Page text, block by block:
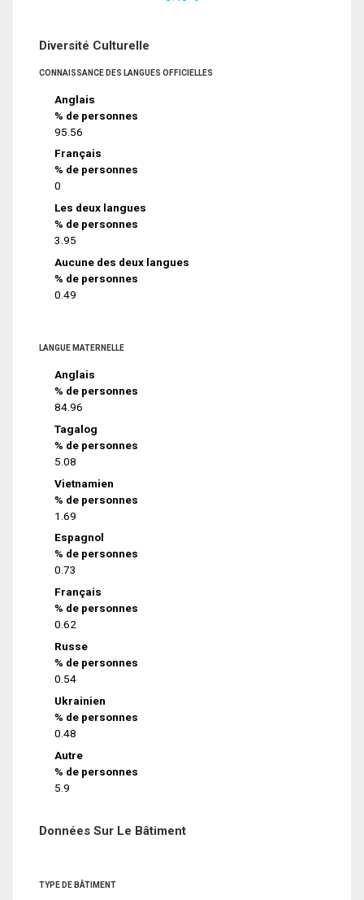
Diversité Culturelle
CONNAISSANCE DES LANGUES OFFICIELLES
Anglais
% de personnes
95.56
Français
% de personnes
0
Les deux langues
% de personnes
3.95
Aucune des deux langues
% de personnes
0.49
LANGUE MATERNELLE
Anglais
% de personnes
84.96
Tagalog
% de personnes
5.08
Vietnamien
% de personnes
1.69
Espagnol
% de personnes
0.73
Français
% de personnes
0.62
Russe
% de personnes
0.54
Ukrainien
% de personnes
0.48
Autre
% de personnes
5.9
Données Sur Le Bâtiment
TYPE DE BÂTIMENT